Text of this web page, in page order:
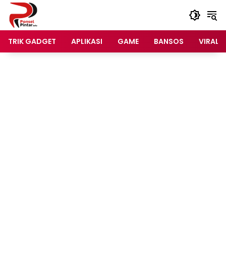
Langsung
konten
TRIK GADGET
APLIKASI GAME BANSOS VIRAL